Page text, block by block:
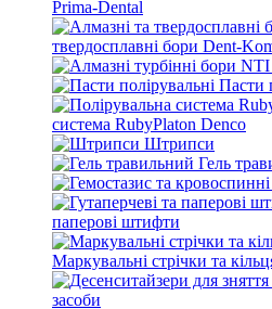
Prima-Dental
твердосплавні бори Dent-
Пасти
система RubyPlaton Denco
Штрипси
Гель
паперові штифти
Маркувальні стрічки та